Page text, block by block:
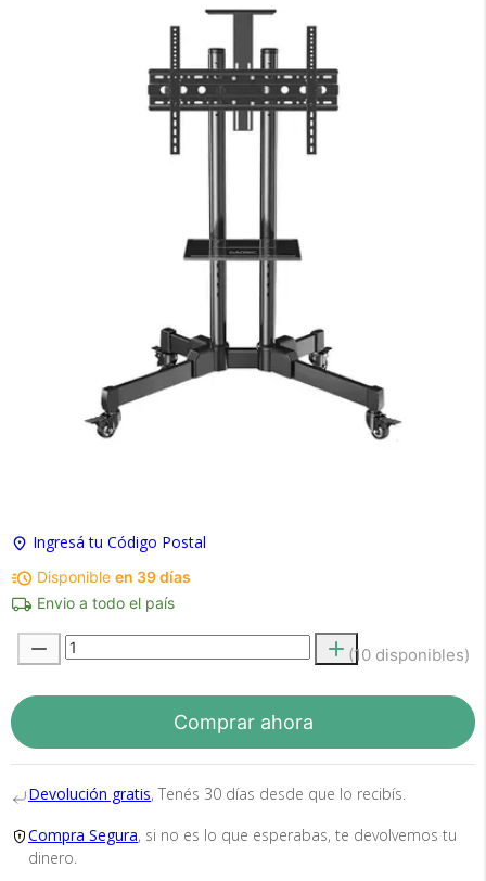
Ingresá tu Código Postal
Disponible en 39 días
Envio a todo el país
(10 disponibles)
Comprar ahora
Devolución gratis, Tenés 30 días desde que lo recibís.
Compra Segura, si no es lo que esperabas, te devolvemos tu
dinero.
Medios de Pago
Recibí el producto que esperabas o
que esperabas o te devolvemos el 100% de tu